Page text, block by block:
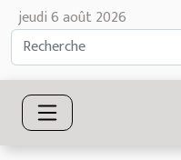
jeudi 6 août 2026